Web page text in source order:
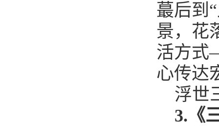
蕞后到
景，花
活方式
心传达
浮世
3.《